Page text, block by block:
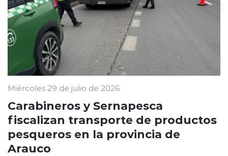
Miércoles 29 de julio de 2026
Carabineros y Sernapesca
fiscalizan transporte de productos
pesqueros en la provincia de
Arauco